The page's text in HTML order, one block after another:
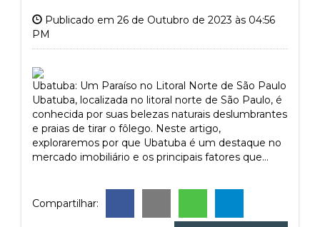
Publicado em 26 de Outubro de 2023 às 04:56
PM
Ubatuba: Um Paraíso no Litoral Norte de São Paulo
Ubatuba, localizada no litoral norte de São Paulo, é
conhecida por suas belezas naturais deslumbrantes
e praias de tirar o fôlego. Neste artigo,
exploraremos por que Ubatuba é um destaque no
mercado imobiliário e os principais fatores que...
Compartilhar: